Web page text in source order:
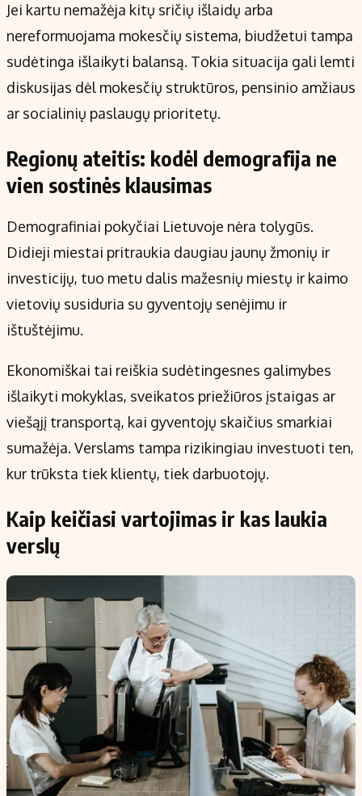
Jei kartu nemažėja kitų sričių išlaidų arba
nereformuojama mokesčių sistema, biudžetui tampa
sudėtinga išlaikyti balansą. Tokia situacija gali lemti
diskusijas dėl mokesčių struktūros, pensinio amžiaus
ar socialinių paslaugų prioritetų.
Regionų ateitis: kodėl demografija ne
vien sostinės klausimas
Demografiniai pokyčiai Lietuvoje nėra tolygūs.
Didieji miestai pritraukia daugiau jaunų žmonių ir
investicijų, tuo metu dalis mažesnių miestų ir kaimo
vietovių susiduria su gyventojų senėjimu ir
ištuštėjimu.
Ekonomiškai tai reiškia sudėtingesnes galimybes
išlaikyti mokyklas, sveikatos priežiūros įstaigas ar
viešąjį transportą, kai gyventojų skaičius smarkiai
sumažėja. Verslams tampa rizikingiau investuoti ten,
kur trūksta tiek klientų, tiek darbuotojų.
Kaip keičiasi vartojimas ir kas laukia
verslų